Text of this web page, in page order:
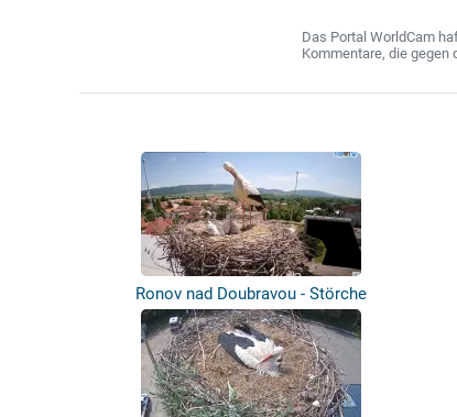
Das Portal WorldCam
Kommentare, die gegen
Ronov nad Doubravou - Störche